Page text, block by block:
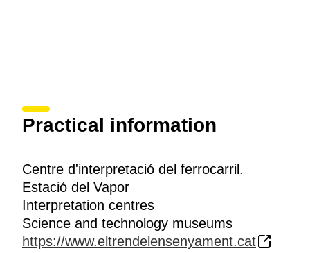
Practical information
Centre d'interpretació del ferrocarril.
Estació del Vapor
Interpretation centres
Science and technology museums
https://www.eltrendelensenyament.cat